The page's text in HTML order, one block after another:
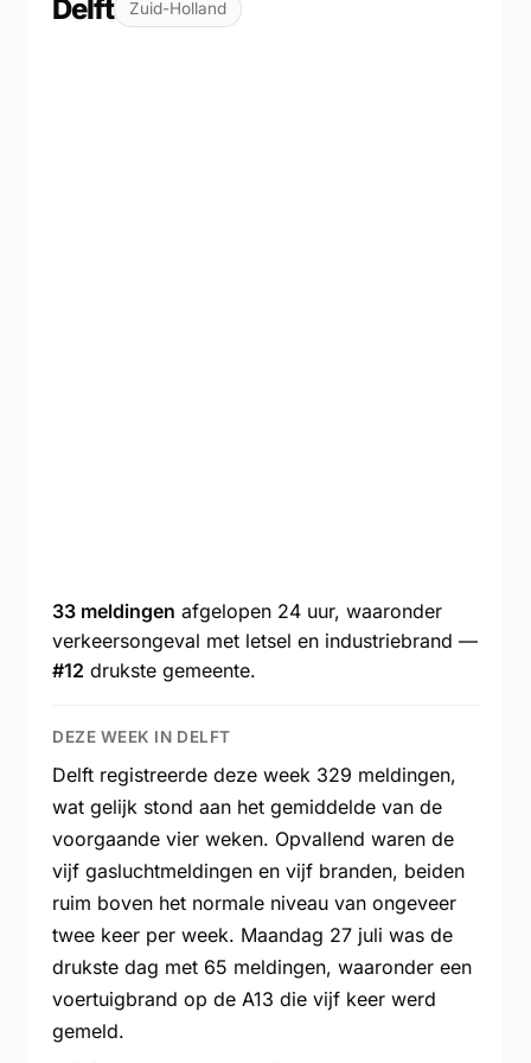
Delft Zuid-Holland
33 meldingen afgelopen 24 uur, waaronder
verkeersongeval met letsel en industriebrand —
#12 drukste gemeente.
DEZE WEEK IN DELFT
Delft registreerde deze week 329 meldingen,
wat gelijk stond aan het gemiddelde van de
voorgaande vier weken. Opvallend waren de
vijf gasluchtmeldingen en vijf branden, beiden
ruim boven het normale niveau van ongeveer
twee keer per week. Maandag 27 juli was de
drukste dag met 65 meldingen, waaronder een
voertuigbrand op de A13 die vijf keer werd
gemeld.